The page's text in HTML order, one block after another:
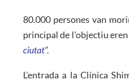
80.000 persones van
principal de l’objectiu eren
ciutat”.
L’entrada a la Clínica